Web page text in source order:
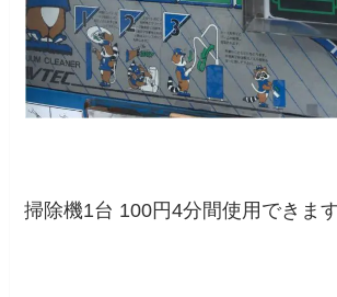
掃除機1台 100円4分間使用できます